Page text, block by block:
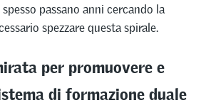
passano anni cercando la
spezzare questa spirale.
per promuovere e
di formazione duale